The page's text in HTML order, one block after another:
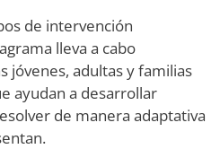
de intervención
lleva a cabo
jóvenes, adultas y familias
ayudan a desarrollar
de manera adaptativa